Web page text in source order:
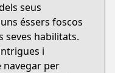
seus
éssers foscos
seves habilitats.
i
navegar per